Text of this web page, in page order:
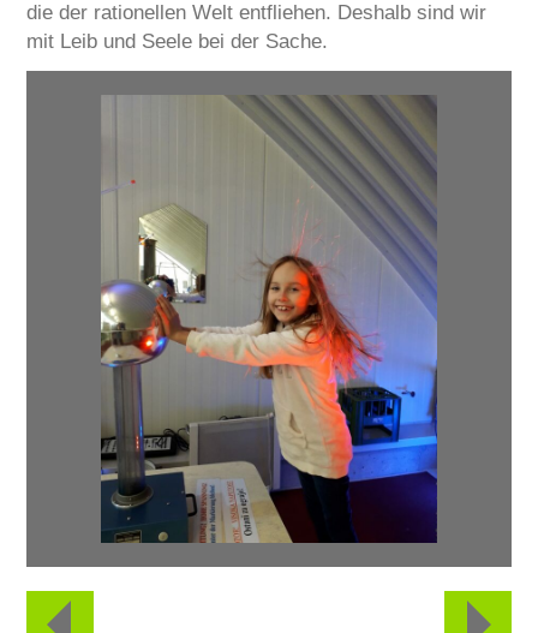
die der rationellen Welt entfliehen. Deshalb sind wir
mit Leib und Seele bei der Sache.